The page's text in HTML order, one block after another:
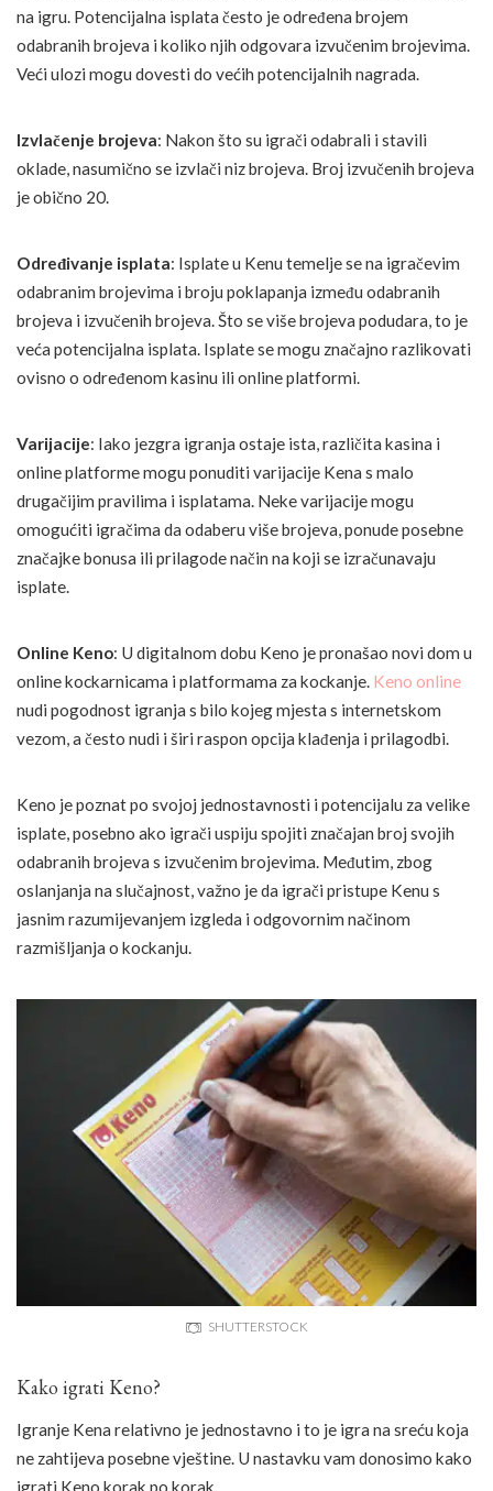
na igru. Potencijalna isplata često je određena brojem
odabranih brojeva i koliko njih odgovara izvučenim brojevima.
Veći ulozi mogu dovesti do većih potencijalnih nagrada.
Izvlačenje brojeva: Nakon što su igrači odabrali i stavili
oklade, nasumično se izvlači niz brojeva. Broj izvučenih brojeva
je obično 20.
Određivanje isplata: Isplate u Kenu temelje se na igračevim
odabranim brojevima i broju poklapanja između odabranih
brojeva i izvučenih brojeva. Što se više brojeva podudara, to je
veća potencijalna isplata. Isplate se mogu značajno razlikovati
ovisno o određenom kasinu ili online platformi.
Varijacije: Iako jezgra igranja ostaje ista, različita kasina i
online platforme mogu ponuditi varijacije Kena s malo
drugačijim pravilima i isplatama. Neke varijacije mogu
omogućiti igračima da odaberu više brojeva, ponude posebne
značajke bonusa ili prilagode način na koji se izračunavaju
isplate.
Online Keno: U digitalnom dobu Keno je pronašao novi dom u
online kockarnicama i platformama za kockanje. Keno online
nudi pogodnost igranja s bilo kojeg mjesta s internetskom
vezom, a često nudi i širi raspon opcija klađenja i prilagodbi.
Keno je poznat po svojoj jednostavnosti i potencijalu za velike
isplate, posebno ako igrači uspiju spojiti značajan broj svojih
odabranih brojeva s izvučenim brojevima. Međutim, zbog
oslanjanja na slučajnost, važno je da igrači pristupe Kenu s
jasnim razumijevanjem izgleda i odgovornim načinom
razmišljanja o kockanju.
SHUTTERSTOCK
Kako igrati Keno?
Igranje Kena relativno je jednostavno i to je igra na sreću koja
ne zahtijeva posebne vještine. U nastavku vam donosimo kako
igrati Keno korak po korak.